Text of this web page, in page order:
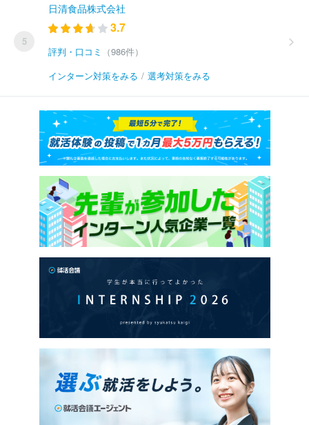
5
日清食品株式会社
3.7
評判・口コミ
（986件）
インターン対策をみる / 選考対策をみる